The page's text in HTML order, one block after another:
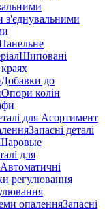
з'єднувальними
Шиповані
Добавки до
Опори колін
для Асортимент
Запасні деталі
для
Автоматичні
регулювання
опаленняЗапасні